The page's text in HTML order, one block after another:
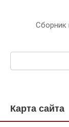
Сборник
Карта сайта